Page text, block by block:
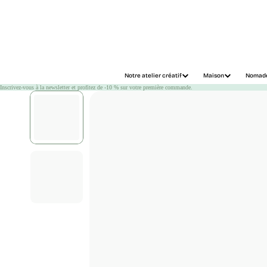
Notre atelier créatif Maison
Inscrivez-vous à la newsletter et profitez de -10 % sur votre première commande.